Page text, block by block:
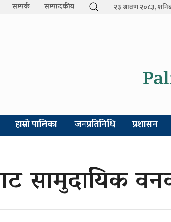
सम्पर्क सम्पादकीय २३ श्रावण २०८३,
हाम्रो पालिका जनप्रतिनिधि प्रशासन
सामुदायिक